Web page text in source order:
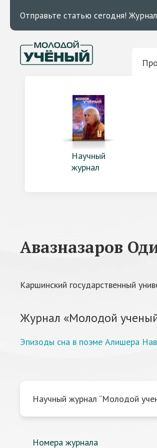
Отправьте статью сегодня!
Научный
журнал
Авазназаров
Каршинский государственный
Журнал «Молодой
Эпизоды сна в поэме Алишера
Научный журнал “Молодой
Номера журнала